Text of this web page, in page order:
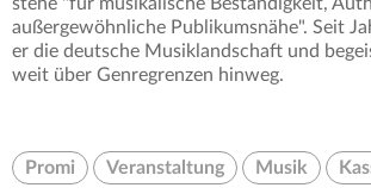
stehe "für musikalische Beständigkeit,
außergewöhnliche Publikumsnähe". Seit
er die deutsche Musiklandschaft und
weit über Genregrenzen hinweg.
Promi Veranstaltung Musik